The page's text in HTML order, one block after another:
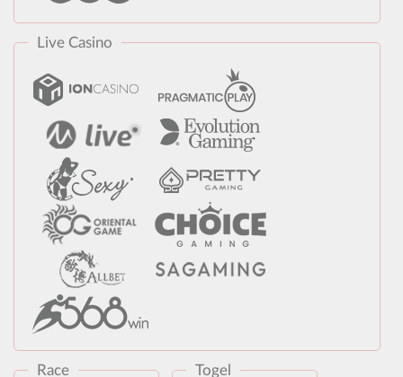
Live Casino
Race Togel